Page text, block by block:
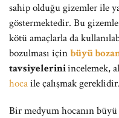
sahip olduğu gizemler ile
göstermektedir. Bu
kötü amaçlarla da
bozulması içinbüyü
tavsiyeleriniincelemek,
hocaile çalışmak gereklidir.
Bir medyum hocanın